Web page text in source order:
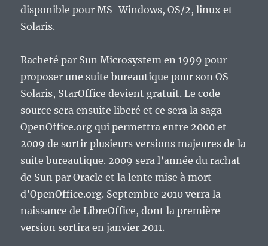
disponible pour MS-Windows, OS/2, linux et
Solaris.
Racheté par Sun Microsystem en 1999 pour
proposer une suite bureautique pour son OS
Solaris, StarOffice devient gratuit. Le code
source sera ensuite liberé et ce sera la saga
OpenOffice.org qui permettra entre 2000 et
2009 de sortir plusieurs versions majeures de la
suite bureautique. 2009 sera l’année du rachat
de Sun par Oracle et la lente mise à mort
d’OpenOffice.org. Septembre 2010 verra la
naissance de LibreOffice, dont la première
version sortira en janvier 2011.